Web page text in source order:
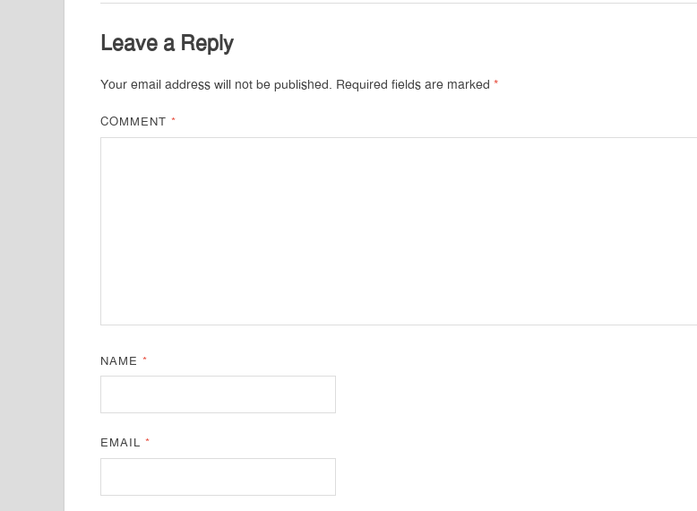
Leave a Reply
Your email address will not be published. Required fields are marked *
COMMENT*
NAME*
EMAIL*